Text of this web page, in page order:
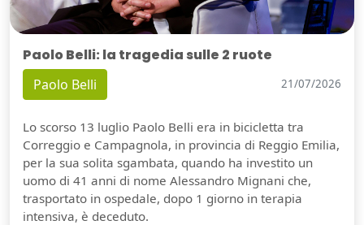
Paolo Belli: la tragedia sulle 2 ruote
Paolo Belli 21/07/2026
Lo scorso 13 luglio Paolo Belli era in bicicletta tra
Correggio e Campagnola, in provincia di Reggio Emilia,
per la sua solita sgambata, quando ha investito un
uomo di 41 anni di nome Alessandro Mignani che,
trasportato in ospedale, dopo 1 giorno in terapia
intensiva, è deceduto.